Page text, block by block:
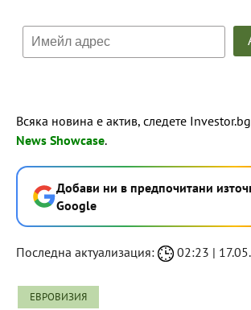
Всяка новина е актив, следете
News Showcase.
Добави ни в предпочитани
Google
Последна актуализация: 02:23 |
ЕВРОВИЗИЯ